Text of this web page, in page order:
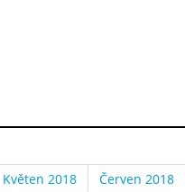
Květen 2018 Červen 2018